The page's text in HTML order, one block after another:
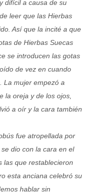
difícil a causa de su
leer que las Hierbas
Así que la incité a que
de Hierbas Suecas
se introducen las gotas
de vez en cuando
La mujer empezó a
la oreja y de los ojos,
a oír y la cara también
fue atropellada por
dio con la cara en el
las que restablecieron
esta anciana celebró su
hablar sin